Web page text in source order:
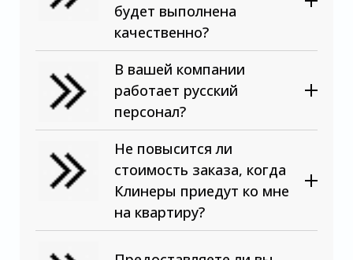
будет выполнена
качественно?
В вашей компании
работает русский
персонал?
Не повысится ли
стоимость заказа, когда
Клинеры приедут ко мне
на квартиру?